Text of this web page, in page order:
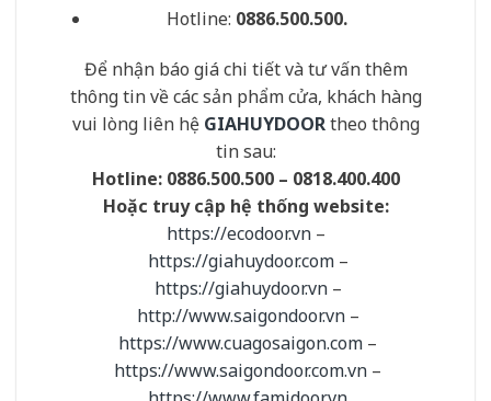
Hotline: 0886.500.500.
Để nhận báo giá chi tiết và tư vấn thêm
thông tin về các sản phẩm cửa, khách hàng
vui lòng liên hệ GIAHUYDOORtheo thông
tin sau:
Hotline: 0886.500.500 – 0818.400.400
Hoặc truy cập hệ thống website:
https://ecodoor.vn–
https://giahuydoor.com–
https://giahuydoor.vn–
http://www.saigondoor.vn–
https://www.cuagosaigon.com –
https://www.saigondoor.com.vn –